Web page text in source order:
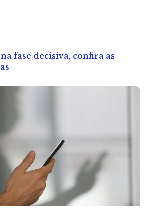
fase decisiva, confira as